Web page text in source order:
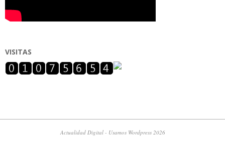
VISITAS
Actualidad Digital - Usamos Wordpress 2026